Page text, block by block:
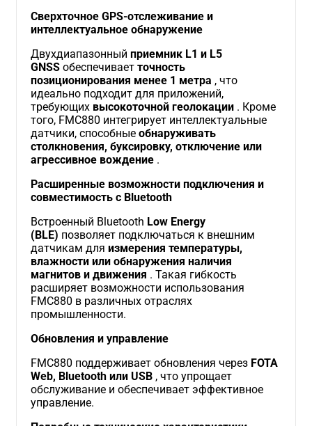
Сверхточное GPS-отслеживание и
интеллектуальное обнаружение
Двухдиапазонный приемник L1 и L5
GNSS обеспечивает точность
позиционирования менее 1 метра , что
идеально подходит для приложений,
требующих высокоточной геолокации . Кроме
того, FMC880 интегрирует интеллектуальные
датчики, способные обнаруживать
столкновения, буксировку, отключение или
агрессивное вождение .
Расширенные возможности подключения и
совместимость с Bluetooth
Встроенный Bluetooth Low Energy
(BLE) позволяет подключаться к внешним
датчикам для измерения температуры,
влажности или обнаружения наличия
магнитов и движения . Такая гибкость
расширяет возможности использования
FMC880 в различных отраслях
промышленности.
Обновления и управление
FMC880 поддерживает обновления через FOTA
Web, Bluetooth или USB , что упрощает
обслуживание и обеспечивает эффективное
управление.